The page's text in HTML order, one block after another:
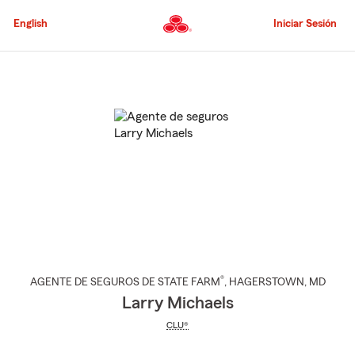
al
principal
English Iniciar Sesión
AGENTE DE SEGUROS DE STATE FARM®, HAGERSTOWN , MD
Larry Michaels
CLU®